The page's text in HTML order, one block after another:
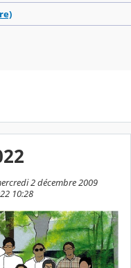
2 décembre 2009
10:28